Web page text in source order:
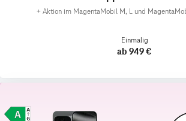
+ Aktion im MagentaMobil M, L und
Einmalig
ab 949 €